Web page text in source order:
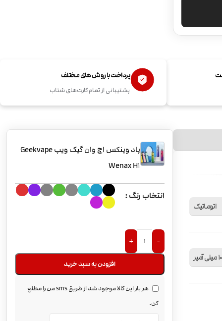
پرداخت با روش های مختلف
پشتیبانی از تمام کارت‌های شتاب
اتوماتیک
پاد وینکس اچ وان گیک ویپ Geekvape
Wenax H1
انتخاب رنگ
-
+
افزودن به سبد خرید
هر بار این کالا موجود شد از طریق sms من را مطلع
کن.